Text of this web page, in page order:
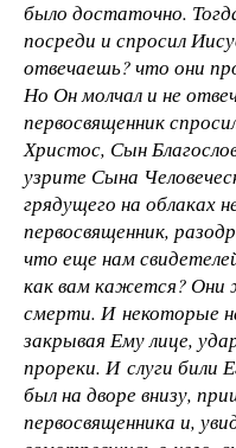
было достаточно.
посреди и спросил
отвечаешь? что они
Но Он молчал и не
первосвященник
Христос, Сын
узрите Сына
грядущего на облаках
первосвященник,
что еще нам
как вам кажется? Они
смерти. И некоторые
закрывая Ему лице,
прореки. И слуги били
был на дворе внизу,
первосвященника и,